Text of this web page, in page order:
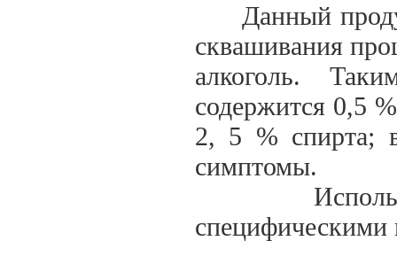
Данный
сквашивания
алкоголь.
содержится 0,5
2, 5 % спирта;
симптомы.
специфическими